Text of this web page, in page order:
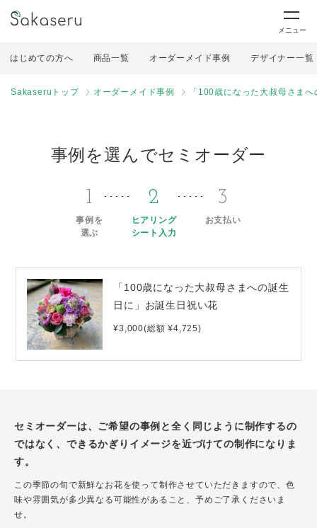
メニュー
はじめての方へ 商品一覧 オーダーメイド事例 デザイナー一覧
Sakaseruトップ オーダーメイド事例 「100歳になった大叔母さま
事例を選んでセミオーダー
1
事例を
選ぶ
2
ヒアリング
シート入力
3
お支払い
「100歳になった大叔母さまへの誕生
日に」お誕生日祝い花
¥3,000(総額 ¥4,725)
セミオーダーは、ご希望の事例と全く同じように制作するの
ではなく、できるかぎりイメージを近づけての制作になりま
す。
この季節の旬で新鮮なお花を使って制作させていただきますので、色
味や雰囲気が多少異なる可能性があること、予めご了承くださいま
せ。